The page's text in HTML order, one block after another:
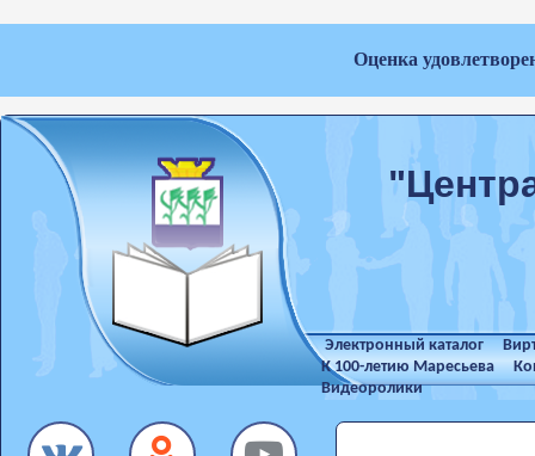
Оценка
Электронный каталог
К 100-летию Маресьева
Видеоролики